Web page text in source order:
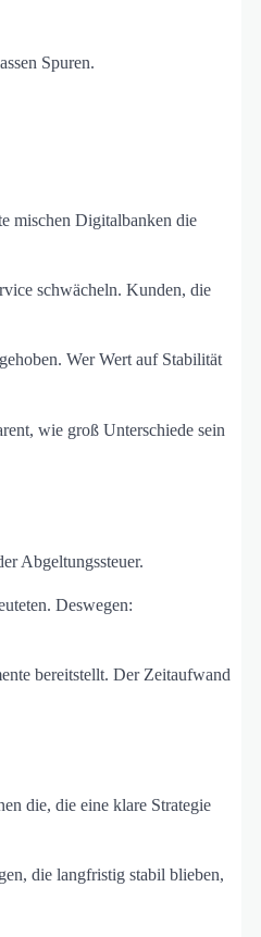
Spuren.
mischen Digitalbanken die
schwächeln. Kunden, die
Wer Wert auf Stabilität
wie groß Unterschiede sein
Abgeltungssteuer.
Deswegen:
bereitstellt. Der Zeitaufwand
die, die eine klare Strategie
die langfristig stabil blieben,